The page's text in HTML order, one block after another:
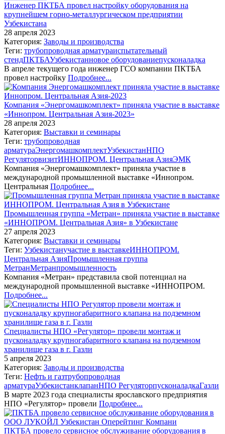
Инженер ПКТБА провел настройку оборудования на
крупнейшем горно-металлургическом предприятии
Узбекистана
28 апреля 2023
Категория: Заводы и производства
Теги: трубопроводная арматураиспытательный
стендПКТБАУзбекистанновое оборудованиепусконаладка
В апреле текущего года инженер ГСО компании ПКТБА
провел настройку Подробнее...
Компания «Энергомашкомплект» приняла участие в выставке
«Иннопром. Центральная Азия-2023»
28 апреля 2023
Категория: Выставки и семинары
Теги: трубопроводная
арматураЭнергомашкомплектУзбекистанНПО
РегуляторвизитИННОПРОМ. Центральная АзияЭМК
Компания «Энергомашкомплект» приняла участие в
международной промышленной выставке «Иннопром.
Центральная Подробнее...
Промышленная группа «Метран» приняла участие в выставке
«ИННОПРОМ. Центральная Азия» в Узбекистане
27 апреля 2023
Категория: Выставки и семинары
Теги: Узбекистанучастие в выставкеИННОПРОМ.
Центральная АзияПромышленная группа
МетранМетранпромышленность
Компания «Метран» представила свой потенциал на
международной промышленной выставке «ИННОПРОМ.
Подробнее...
Специалисты НПО «Регулятор» провели монтаж и
пусконаладку крупногабаритного клапана на подземном
хранилище газа в г. Газли
5 апреля 2023
Категория: Заводы и производства
Теги: Нефть и газтрубопроводная
арматураУзбекистанклапанНПО РегуляторпусконаладкаГазли
В марте 2023 года специалисты ярославского предприятия
НПО «Регулятор» провели Подробнее...
ПКТБА провело сервисное обслуживание оборудования в